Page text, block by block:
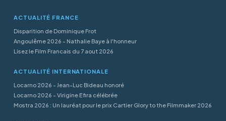
ACTUALITÉ FRANCE
Disparition de Dominique Frot
Angoulême 2026 - Nathalie Baye à l'honneur
Lisez le Film Francais du 7 aout 2026
ACTUALITÉ INTERNATIONALE
Locarno 2026 - Jean-Luc Bideau honoré
Locarno 2026 - Virigine Efira célébrée
Mostra 2026 : Un lauréat pour le prix Cartier Glory to the Filmmaker 2026